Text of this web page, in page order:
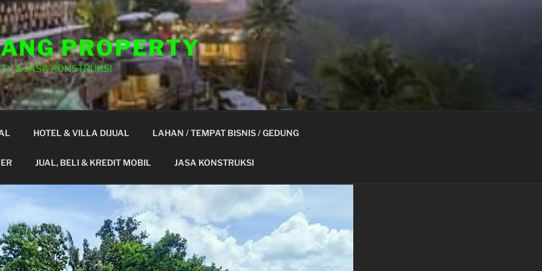
PROPERTY
& JASA KONSTRUKSI
HOTEL & VILLA DIJUAL LAHAN / TEMPAT BISNIS / GEDUNG
JUAL, BELI & KREDIT MOBIL JASA KONSTRUKSI